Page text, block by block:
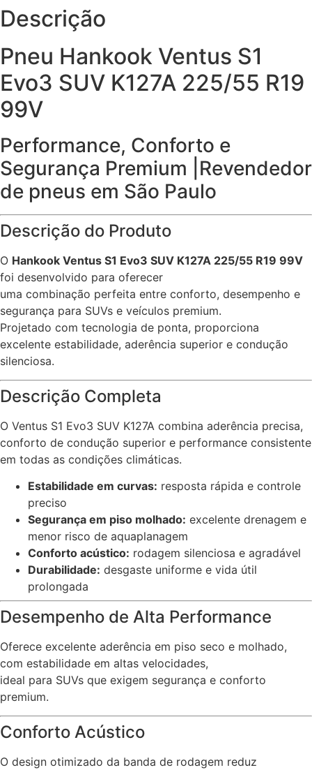
Descrição
Pneu Hankook Ventus S1
Evo3 SUV K127A 225/55 R19
99V
Performance, Conforto e
Segurança Premium |Revendedor
de pneus em São Paulo
Descrição do Produto
O Hankook Ventus S1 Evo3 SUV K127A 225/55 R19 99V
foi desenvolvido para oferecer
uma combinação perfeita entre conforto, desempenho e
segurança para SUVs e veículos premium.
Projetado com tecnologia de ponta, proporciona
excelente estabilidade, aderência superior e condução
silenciosa.
Descrição Completa
O Ventus S1 Evo3 SUV K127A combina aderência precisa,
conforto de condução superior e performance consistente
em todas as condições climáticas.
Estabilidade em curvas: resposta rápida e controle
preciso
Segurança em piso molhado: excelente drenagem e
menor risco de aquaplanagem
Conforto acústico: rodagem silenciosa e agradável
Durabilidade: desgaste uniforme e vida útil
prolongada
Desempenho de Alta Performance
Oferece excelente aderência em piso seco e molhado,
com estabilidade em altas velocidades,
ideal para SUVs que exigem segurança e conforto
premium.
Conforto Acústico
O design otimizado da banda de rodagem reduz